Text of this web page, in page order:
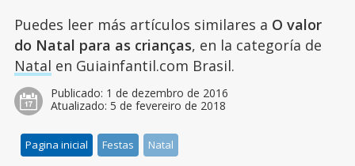
Puedes leer más artículos similares a O valor
do Natal para as crianças, en la categoría de
Natal en Guiainfantil.com Brasil.
Publicado: 1 de dezembro de 2016
Atualizado: 5 de fevereiro de 2018
Pagina inicial Festas Natal